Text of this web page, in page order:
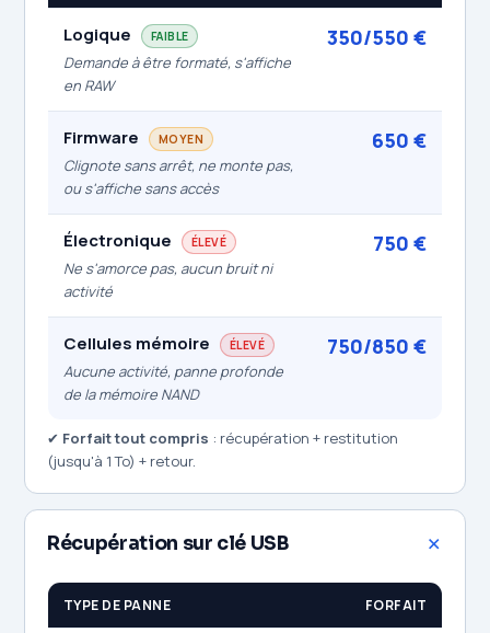
Logique FAIBLE
Demande à être formaté, s'affiche
en RAW
350/550 €
Firmware MOYEN
Clignote sans arrêt, ne monte pas,
ou s'affiche sans accès
650 €
Électronique ÉLEVÉ
Ne s'amorce pas, aucun bruit ni
activité
750 €
Cellules mémoire ÉLEVÉ
Aucune activité, panne profonde
de la mémoire NAND
750/850 €
✔ Forfait tout compris : récupération + restitution
(jusqu'à 1 To) + retour.
Récupération sur clé USB
TYPE DE PANNE FORFAIT